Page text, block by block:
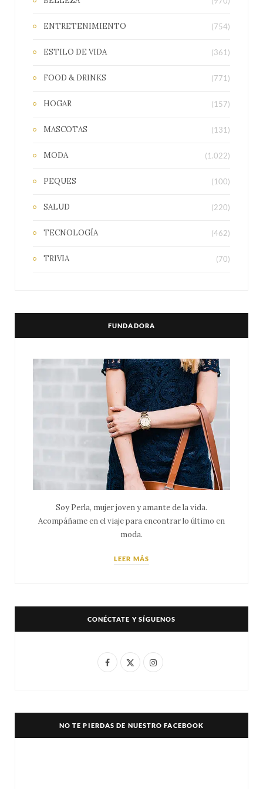
ENTRETENIMIENTO (754)
ESTILO DE VIDA (361)
FOOD & DRINKS (771)
HOGAR (157)
MASCOTAS (131)
MODA (1.022)
PEQUES (100)
SALUD (220)
TECNOLOGÍA (462)
TRIVIA (70)
FUNDADORA
Soy Perla, mujer joven y amante de la vida.
Acompáñame en el viaje para encontrar lo último en
moda.
LEER MÁS
CONÉCTATE Y SÍGUENOS
F
e
X
w
I
t
NO TE PIERDAS DE NUESTRO FACEBOOK